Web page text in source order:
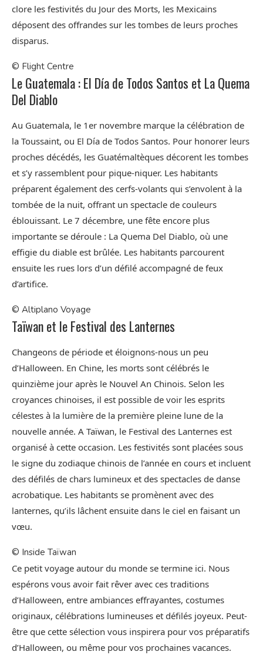
clore les festivités du Jour des Morts, les Mexicains
déposent des offrandes sur les tombes de leurs proches
disparus.
© Flight Centre
Le Guatemala : El Día de Todos Santos et La Quema
Del Diablo
Au Guatemala, le 1er novembre marque la célébration de
la Toussaint, ou El Día de Todos Santos. Pour honorer leurs
proches décédés, les Guatémaltèques décorent les tombes
et s’y rassemblent pour pique-niquer. Les habitants
préparent également des cerfs-volants qui s’envolent à la
tombée de la nuit, offrant un spectacle de couleurs
éblouissant. Le 7 décembre, une fête encore plus
importante se déroule : La Quema Del Diablo, où une
effigie du diable est brûlée. Les habitants parcourent
ensuite les rues lors d’un défilé accompagné de feux
d’artifice.
© Altiplano Voyage
Taïwan et le Festival des Lanternes
Changeons de période et éloignons-nous un peu
d’Halloween. En Chine, les morts sont célébrés le
quinzième jour après le Nouvel An Chinois. Selon les
croyances chinoises, il est possible de voir les esprits
célestes à la lumière de la première pleine lune de la
nouvelle année. A Taïwan, le Festival des Lanternes est
organisé à cette occasion. Les festivités sont placées sous
le signe du zodiaque chinois de l’année en cours et incluent
des défilés de chars lumineux et des spectacles de danse
acrobatique. Les habitants se promènent avec des
lanternes, qu’ils lâchent ensuite dans le ciel en faisant un
vœu.
© Inside Taïwan
Ce petit voyage autour du monde se termine ici. Nous
espérons vous avoir fait rêver avec ces traditions
d’Halloween, entre ambiances effrayantes, costumes
originaux, célébrations lumineuses et défilés joyeux. Peut-
être que cette sélection vous inspirera pour vos préparatifs
d’Halloween, ou même pour vos prochaines vacances.